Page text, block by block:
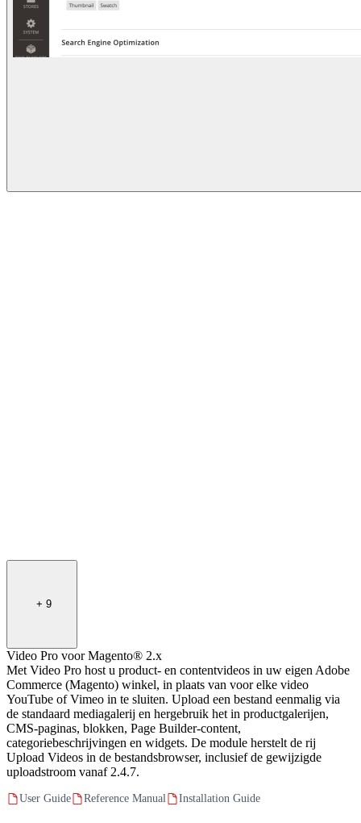
+ 9
Video Pro voor Magento® 2.x
Met Video Pro host u product- en contentvideos in uw eigen Adobe
Commerce (Magento) winkel, in plaats van voor elke video
YouTube of Vimeo in te sluiten. Upload een bestand eenmalig via
de standaard mediagalerij en hergebruik het in productgalerijen,
CMS-paginas, blokken, Page Builder-content,
categoriebeschrijvingen en widgets. De module herstelt de rij
Upload Videos in de bestandsbrowser, inclusief de gewijzigde
uploadstroom vanaf 2.4.7.
User Guide Reference Manual Installation Guide